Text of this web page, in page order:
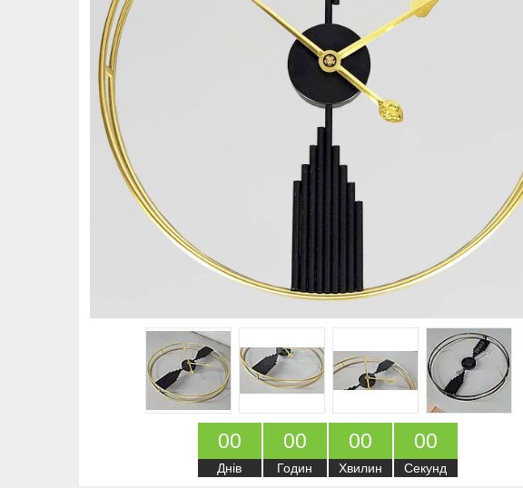
00
Днів
00
Годин
00
Хвилин
00
Секунд